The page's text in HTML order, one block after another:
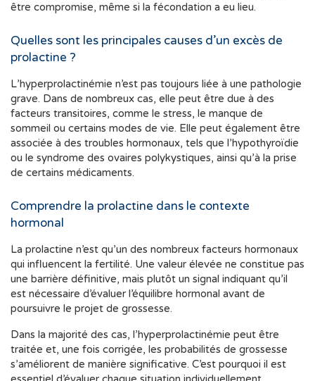
être compromise, même si la fécondation a eu lieu.
Quelles sont les principales causes d’un excès de
prolactine ?
L’hyperprolactinémie n’est pas toujours liée à une pathologie
grave. Dans de nombreux cas, elle peut être due à des
facteurs transitoires, comme le stress, le manque de
sommeil ou certains modes de vie. Elle peut également être
associée à des troubles hormonaux, tels que l’hypothyroïdie
ou le syndrome des ovaires polykystiques, ainsi qu’à la prise
de certains médicaments.
Comprendre la prolactine dans le contexte
hormonal
La prolactine n’est qu’un des nombreux facteurs hormonaux
qui influencent la fertilité. Une valeur élevée ne constitue pas
une barrière définitive, mais plutôt un signal indiquant qu’il
est nécessaire d’évaluer l’équilibre hormonal avant de
poursuivre le projet de grossesse.
Dans la majorité des cas, l’hyperprolactinémie peut être
traitée et, une fois corrigée, les probabilités de grossesse
s’améliorent de manière significative. C’est pourquoi il est